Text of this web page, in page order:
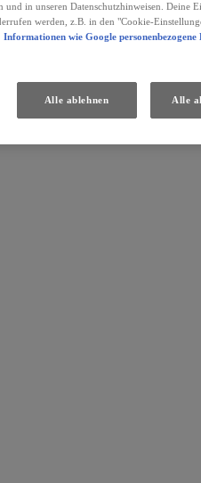
in unseren Datenschutzhinweisen. Deine
werden, z.B. in den "Cookie-
Informationen wie Google personenbezogene
Alle ablehnen Alle